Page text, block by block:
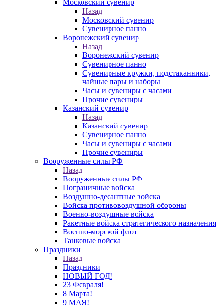
Московский сувенир
Назад
Московский сувенир
Сувенирное панно
Воронежский сувенир
Назад
Воронежский сувенир
Сувенирное панно
Сувенирные кружки, подстаканники,
чайные пары и наборы
Часы и сувениры с часами
Прочие сувениры
Казанский сувенир
Назад
Казанский сувенир
Сувенирное панно
Часы и сувениры с часами
Прочие сувениры
Вооруженные силы РФ
Назад
Вооруженные силы РФ
Пограничные войска
Воздушно-десантные войска
Войска противовоздушной обороны
Военно-воздушные войска
Ракетные войска стратегического назначения
Военно-морской флот
Танковые войска
Праздники
Назад
Праздники
НОВЫЙ ГОД!
23 Февраля!
8 Марта!
9 МАЯ!